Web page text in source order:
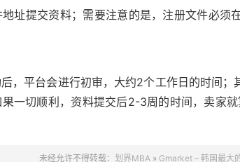
址提交资料；需要注意的是，注册文件必须
，平台会进行初审，大约2个工作日的时间
一切顺利，资料提交后2-3周的时间，卖家
未经允许不得转载： 划界MBA» Gmarket – 韩国最大